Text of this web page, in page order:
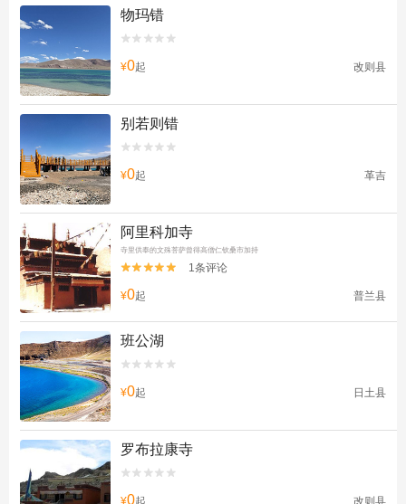
物玛错


¥0起 改则县
别若则错


¥0起 革吉
阿里科加寺
寺里供奉的文殊菩萨曾得高僧仁钦桑市加持

 1条评论
¥0起 普兰县
班公湖


¥0起 日土县
罗布拉康寺


¥0起 改则县